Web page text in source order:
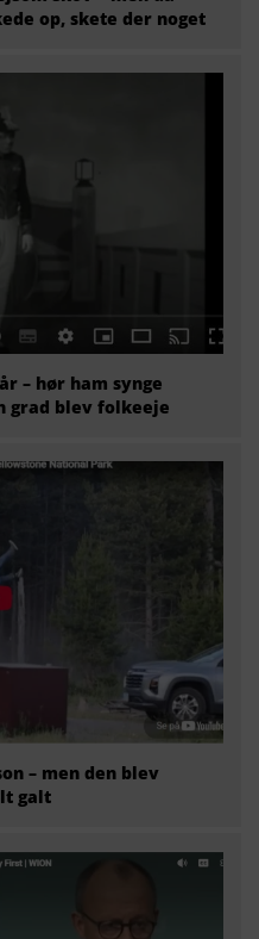
op, skete der noget
– hør ham synge
grad blev folkeeje
– men den blev
galt